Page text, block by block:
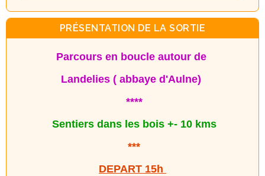
PRÉSENTATION DE LA SORTIE
Parcours en boucle autour de
Landelies ( abbaye d'Aulne)
****
Sentiers dans les bois +- 10 kms
***
DEPART 15h